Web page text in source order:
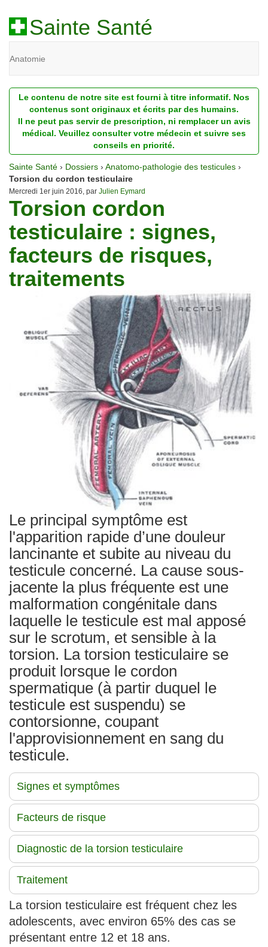
Sainte Santé
Anatomie
Diagnostic
Dossiers
Homéopathie
Nutrition
Pathologie
Psychologie
Recherches
Traitements
Le contenu de notre site est fourni à titre informatif. Nos
contenus sont originaux et écrits par des humains.
Il ne peut pas servir de prescription, ni remplacer un avis
médical. Veuillez consulter votre médecin et suivre ses
conseils en priorité.
Sainte Santé › Dossiers › Anatomo-pathologie des testicules ›
Torsion du cordon testiculaire
Mercredi 1er juin 2016, par Julien Eymard
Torsion cordon
testiculaire : signes,
facteurs de risques,
traitements
Le principal symptôme est
l'apparition rapide d’une douleur
lancinante et subite au niveau du
testicule concerné. La cause sous-
jacente la plus fréquente est une
malformation congénitale dans
laquelle le testicule est mal apposé
sur le scrotum, et sensible à la
torsion. La torsion testiculaire se
produit lorsque le cordon
spermatique (à partir duquel le
testicule est suspendu) se
contorsionne, coupant
l'approvisionnement en sang du
testicule.
Signes et symptômes
Facteurs de risque
Diagnostic de la torsion testiculaire
Traitement
La torsion testiculaire est fréquent chez les
adolescents, avec environ 65% des cas se
présentant entre 12 et 18 ans.